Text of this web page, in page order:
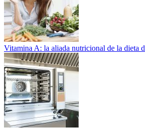
Vitamina A: la aliada nutricional de la dieta